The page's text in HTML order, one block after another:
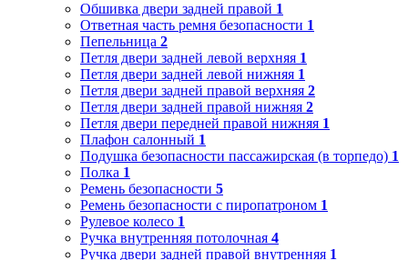
Обшивка двери задней правой 1
Ответная часть ремня безопасности 1
Пепельница 2
Петля двери задней левой верхняя 1
Петля двери задней левой нижняя 1
Петля двери задней правой верхняя 2
Петля двери задней правой нижняя 2
Петля двери передней правой нижняя 1
Плафон салонный 1
Подушка безопасности пассажирская (в торпедо) 1
Полка 1
Ремень безопасности 5
Ремень безопасности с пиропатроном 1
Рулевое колесо 1
Ручка внутренняя потолочная 4
Ручка двери задней правой внутренняя 1